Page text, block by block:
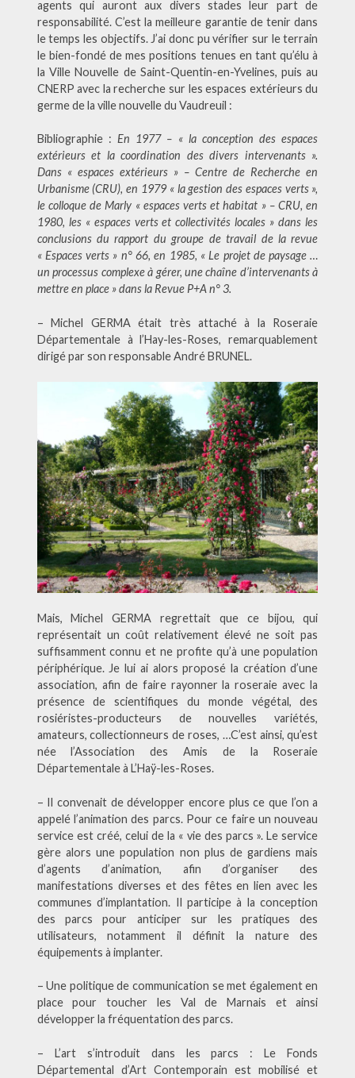
agents qui auront aux divers stades leur part de
responsabilité. C’est la meilleure garantie de tenir dans
le temps les objectifs. J’ai donc pu vérifier sur le terrain
le bien-fondé de mes positions tenues en tant qu’élu à
la Ville Nouvelle de Saint-Quentin-en-Yvelines, puis au
CNERP avec la recherche sur les espaces extérieurs du
germe de la ville nouvelle du Vaudreuil :
Bibliographie : En 1977 – « la conception des espaces
extérieurs et la coordination des divers intervenants ».
Dans « espaces extérieurs » – Centre de Recherche en
Urbanisme (CRU), en 1979 « la gestion des espaces verts »,
le colloque de Marly « espaces verts et habitat » – CRU, en
1980, les « espaces verts et collectivités locales » dans les
conclusions du rapport du groupe de travail de la revue
« Espaces verts » n° 66,en 1985, « Le projet de paysage …
un processus complexe à gérer, une chaîne d’intervenantsà
mettre en place » dans la Revue P+A n° 3.
– Michel GERMA était très attaché à la Roseraie
Départementale à l’Hay-les-Roses, remarquablement
dirigé par son responsable André BRUNEL.
Mais, Michel GERMA regrettait que ce bijou, qui
représentait un coût relativement élevé ne soit pas
suffisamment connu et ne profite qu’à une population
périphérique. Je lui ai alors proposé la création d’une
association, afin de faire rayonner la roseraie avec la
présence de scientifiques du monde végétal, des
rosiéristes-producteurs de nouvelles variétés,
amateurs, collectionneurs de roses, …C’est ainsi, qu’est
née l’Association des Amis de la Roseraie
Départementale à L’Haÿ-les-Roses.
– Il convenait de développer encore plus ce que l’on a
appelé l’animation des parcs. Pour ce faire un nouveau
service est créé, celui de la « vie des parcs ». Le service
gère alors une population non plus de gardiens mais
d’agents d’animation, afin d’organiser des
manifestations diverses et des fêtes en lien avec les
communes d’implantation. Il participe à la conception
des parcs pour anticiper sur les pratiques des
utilisateurs, notamment il définit la nature des
équipements à implanter.
– Une politique de communication se met également en
place pour toucher les Val de Marnais et ainsi
développer la fréquentation des parcs.
– L’art s’introduit dans les parcs : Le Fonds
Départemental d’Art Contemporain est mobilisé et